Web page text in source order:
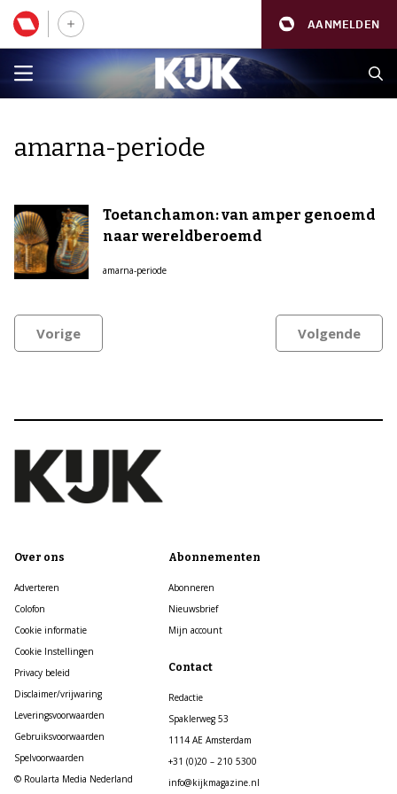
AANMELDEN
amarna-periode
Toetanchamon: van amper genoemd
naar wereldberoemd
amarna-periode
Vorige Volgende
Over ons
Adverteren
Colofon
Cookie informatie
Cookie Instellingen
Privacy beleid
Disclaimer/vrijwaring
Leveringsvoorwaarden
Gebruiksvoorwaarden
Spelvoorwaarden
© Roularta Media Nederland
Abonnementen
Abonneren
Nieuwsbrief
Mijn account
Contact
Redactie
Spaklerweg 53
1114 AE Amsterdam
+31 (0)20 – 210 5300
info@kijkmagazine.nl